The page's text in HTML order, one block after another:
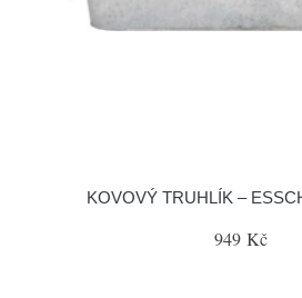
KOVOVÝ TRUHLÍK –
949 Kč